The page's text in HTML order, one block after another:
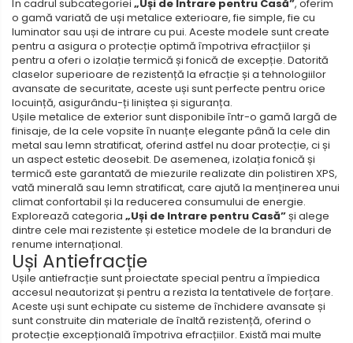
În cadrul subcategoriei „Uși de Intrare pentru Casă”, oferim
o gamă variată de uși metalice exterioare, fie simple, fie cu
luminator sau uși de intrare cu pui. Aceste modele sunt create
pentru a asigura o protecție optimă împotriva efracțiilor și
pentru a oferi o izolație termică și fonică de excepție. Datorită
claselor superioare de rezistență la efracție și a tehnologiilor
avansate de securitate, aceste uși sunt perfecte pentru orice
locuință, asigurându-ți liniștea și siguranța.
Ușile metalice de exterior sunt disponibile într-o gamă largă de
finisaje, de la cele vopsite în nuanțe elegante până la cele din
metal sau lemn stratificat, oferind astfel nu doar protecție, ci și
un aspect estetic deosebit. De asemenea, izolația fonică și
termică este garantată de miezurile realizate din polistiren XPS,
vată minerală sau lemn stratificat, care ajută la menținerea unui
climat confortabil și la reducerea consumului de energie.
Explorează categoria „Uși de Intrare pentru Casă”și alege
dintre cele mai rezistente și estetice modele de la branduri de
renume internațional.
Uși Antiefracție
Ușile antiefracție sunt proiectate special pentru a împiedica
accesul neautorizat și pentru a rezista la tentativele de forțare.
Aceste uși sunt echipate cu sisteme de închidere avansate și
sunt construite din materiale de înaltă rezistență, oferind o
protecție excepțională împotriva efracțiilor. Există mai multe